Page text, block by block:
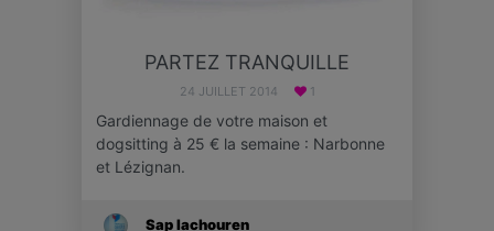
PARTEZ TRANQUILLE
24 JUILLET 2014 1
Gardiennage de votre maison et
dogsitting à 25 € la semaine : Narbonne
et Lézignan.
Sap Iachouren